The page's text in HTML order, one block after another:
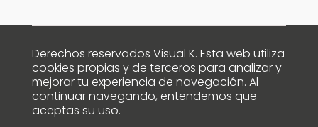
Derechos reservados Visual K. Esta web utiliza
cookies propias y de terceros para analizar y
mejorar tu experiencia de navegación. Al
continuar navegando, entendemos que
aceptas su uso.